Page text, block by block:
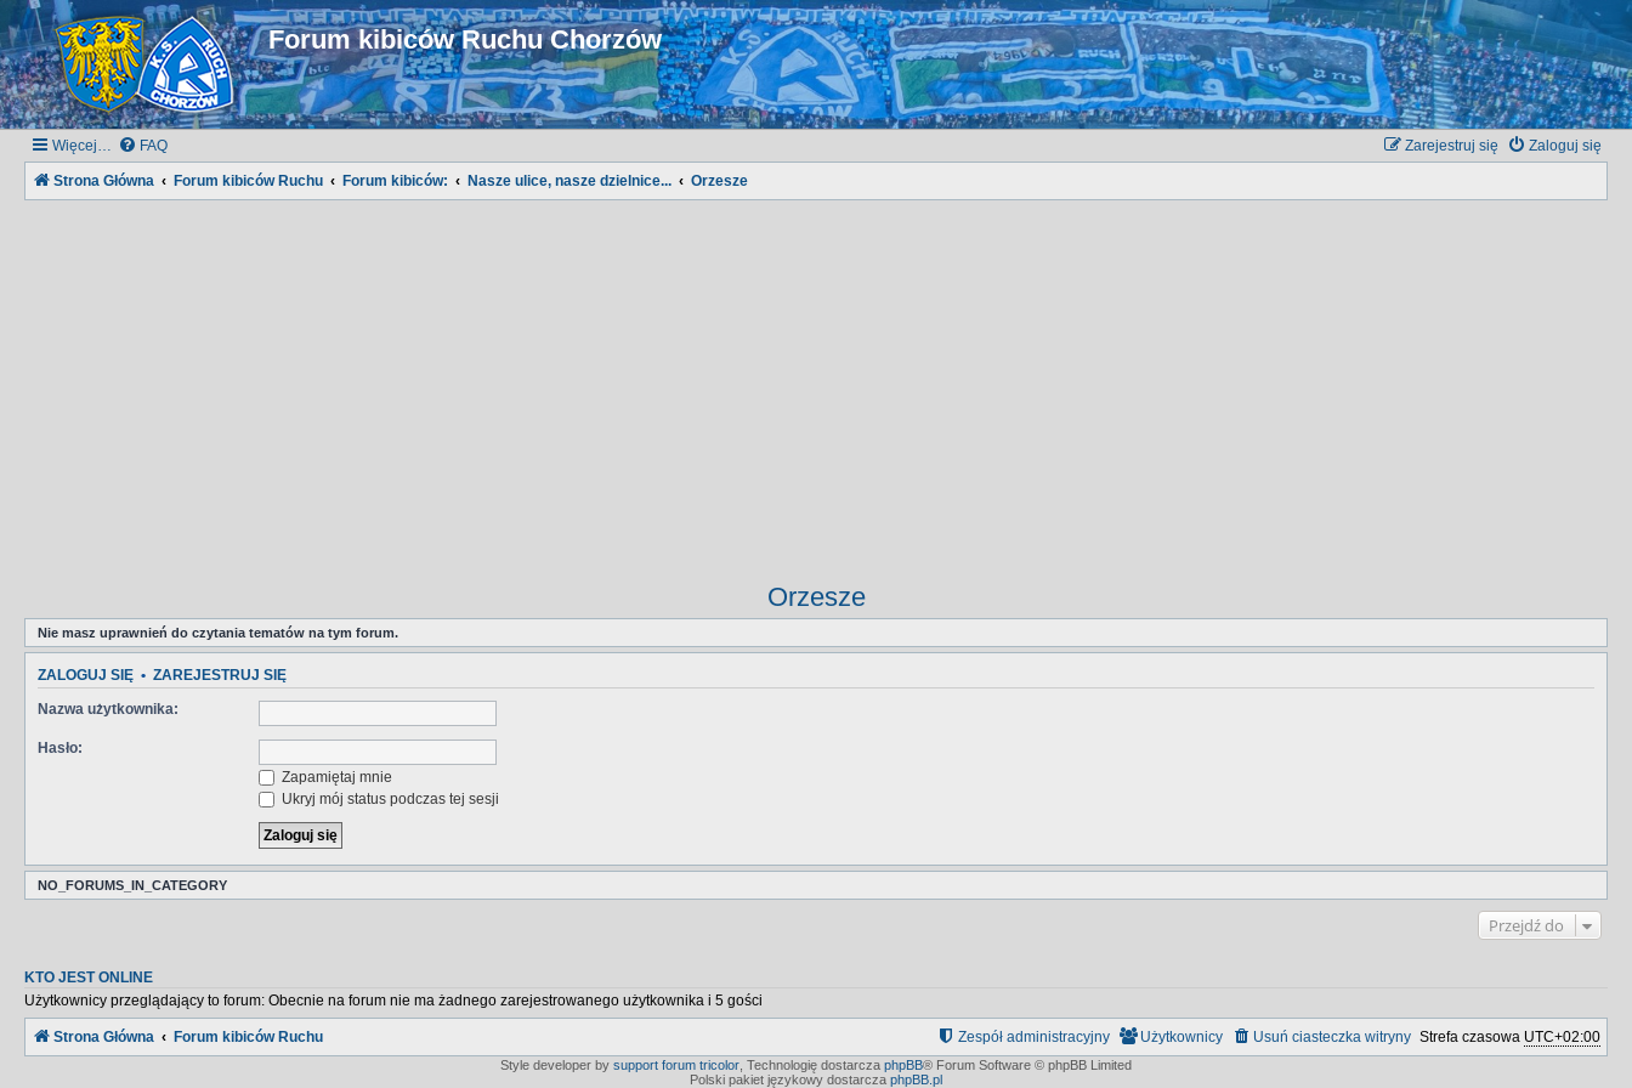
Forum kibiców Ruchu Chorzów
Więcej… FAQ Zaloguj się
Zarejestruj się
Strona Główna Forum kibiców Ruchu Forum kibiców: Nasze ulice, nasze dzielnice... Orzesze
Orzesze
Nie masz uprawnień do czytania tematów na tym forum.
ZALOGUJ SIĘ • ZAREJESTRUJ SIĘ
Nazwa użytkownika:
Hasło:
Zapamiętaj mnie
Ukryj mój status podczas tej sesji
NO_FORUMS_IN_CATEGORY
Przejdź do
KTO JEST ONLINE
Użytkownicy przeglądający to forum: Obecnie na forum nie ma żadnego zarejestrowanego użytkownika i 5 gości
Strona Główna Forum kibiców Ruchu Strefa czasowa UTC+02:00
Usuń ciasteczka witryny
Użytkownicy
Zespół administracyjny
Style developer by support forum tricolor Technologię dostarcza phpBB® Forum Software © phpBB Limited
Polski pakiet językowy dostarcza phpBB.pl